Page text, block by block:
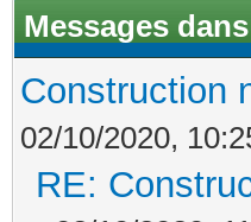
Messages
Construction
02/10/2020,
RE: